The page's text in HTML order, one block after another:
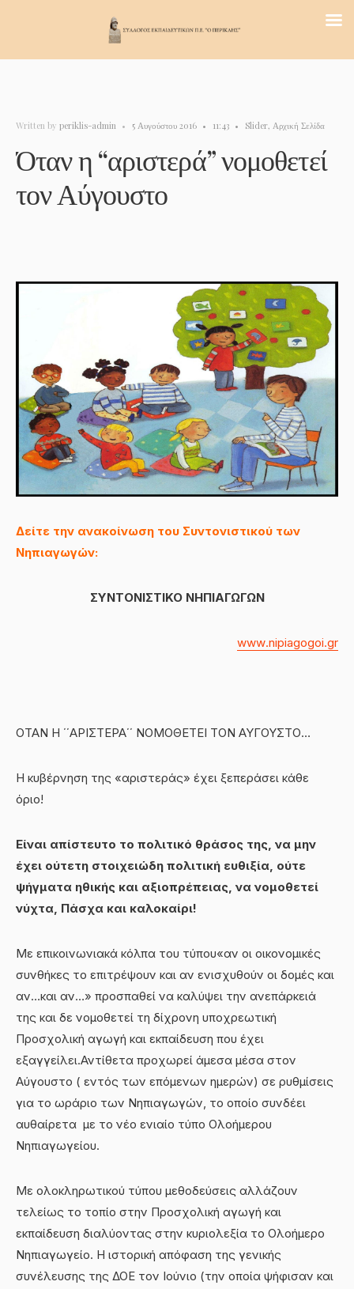
Written by periklis-admin • 5 Αυγούστου 2016 • 11:43 • Slider, Αρχική Σελίδα
Όταν η “αριστερά” νομοθετεί
τον Αύγουστο
Δείτε την ανακοίνωση του Συντονιστικού των
Νηπιαγωγών:
ΣΥΝΤΟΝΙΣΤΙΚΟ ΝΗΠΙΑΓΩΓΩΝ
www.nipiagogoi.gr
ΟΤΑΝ Η ΄΄ΑΡΙΣΤΕΡΑ΄΄ ΝΟΜΟΘΕΤΕΙ ΤΟΝ ΑΥΓΟΥΣΤΟ…
Η κυβέρνηση της «αριστεράς» έχει ξεπεράσει κάθε
όριο!
Είναι απίστευτο το πολιτικό θράσος της, να μην
έχει ούτετη στοιχειώδη πολιτική ευθιξία, ούτε
ψήγματα ηθικής και αξιοπρέπειας, να νομοθετεί
νύχτα, Πάσχα και καλοκαίρι!
Με επικοινωνιακά κόλπα του τύπου«αν οι οικονομικές
συνθήκες το επιτρέψουν και αν ενισχυθούν οι δομές και
αν…και αν…» προσπαθεί να καλύψει την ανεπάρκειά
της και δε νομοθετεί τη δίχρονη υποχρεωτική
Προσχολική αγωγή και εκπαίδευση που έχει
εξαγγείλει.Αντίθετα προχωρεί άμεσα μέσα στον
Αύγουστο ( εντός των επόμενων ημερών) σε ρυθμίσεις
για το ωράριο των Νηπιαγωγών, το οποίο συνδέει
αυθαίρετα με το νέο ενιαίο τύπο Ολοήμερου
Νηπιαγωγείου.
Με ολοκληρωτικού τύπου μεθοδεύσεις αλλάζουν
τελείως το τοπίο στην Προσχολική αγωγή και
εκπαίδευση διαλύοντας στην κυριολεξία το Ολοήμερο
Νηπιαγωγείο. Η ιστορική απόφαση της γενικής
συνέλευσης της ΔΟΕ τον Ιούνιο (την οποία ψήφισαν και